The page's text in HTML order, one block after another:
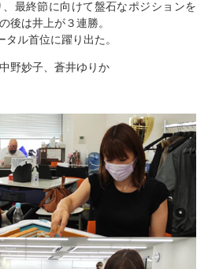
最終節に向けて盤石なポジションを
後は井上が３連勝。
ル首位に躍り出た。
野妙子、蒼井ゆりか